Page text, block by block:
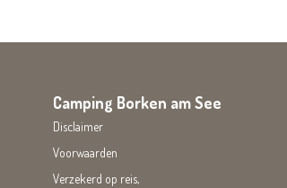
Camping Borken am See
Disclaimer
Voorwaarden
Verzekerd op reis,